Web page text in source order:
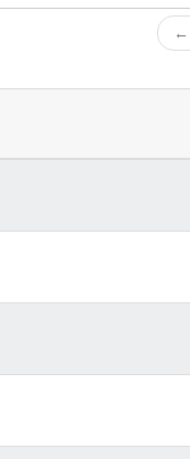
←